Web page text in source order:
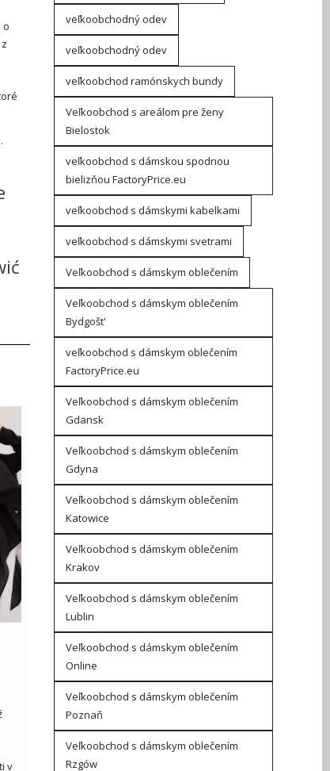
o
z
v
veľkoobchodný odev
veľkoobchodný odev
veľkoobchod ramónskych bundy
Veľkoobchod s areálom pre ženy
Bielostok
veľkoobchod s dámskou spodnou
bielizňou FactoryPrice.eu
veľkoobchod s dámskymi kabelkami
veľkoobchod s dámskymi svetrami
Veľkoobchod s dámskym oblečením
Veľkoobchod s dámskym oblečením
Bydgošt'
veľkoobchod s dámskym oblečením
FactoryPrice.eu
Veľkoobchod s dámskym oblečením
Gdansk
Veľkoobchod s dámskym oblečením
Gdyna
Veľkoobchod s dámskym oblečením
Katowice
Veľkoobchod s dámskym oblečením
Krakov
Veľkoobchod s dámskym oblečením
Lublin
Veľkoobchod s dámskym oblečením
Online
Veľkoobchod s dámskym oblečením
Poznaň
Veľkoobchod s dámskym oblečením
Rzgów